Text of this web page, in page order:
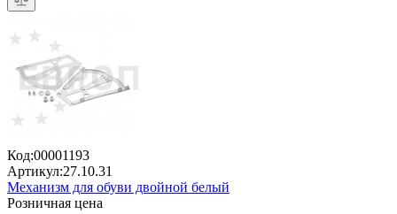
Код:00001193
Артикул:27.10.31
Механизм для обуви двойной белый
Розничная цена